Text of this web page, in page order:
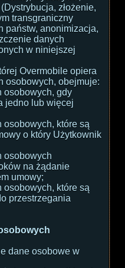
złożenie,
transgraniczny
państw, anonimizacja,
danych
w niniejszej
Overmobile opiera
osobowych, obejmuje:
osobowych, gdy
jedno lub więcej
osobowych, które są
o który Użytkownik
osobowych
na żądanie
umowy;
osobowych, które są
przestrzegania
dane osobowe w